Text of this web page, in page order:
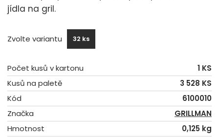
jídla na gril.
Zvolte variantu 32 ks
Počet kusů v kartonu
1 KS
Kusů na paletě
3 528 KS
Kód
6100010
Značka
GRILLMAN
Hmotnost
0,125 kg